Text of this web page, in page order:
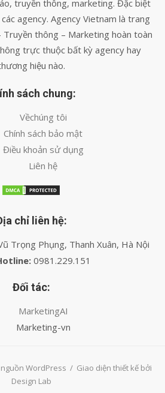
truyền thông, marketing. Đặc biệt
agency. Agency Vietnam là trang
thông – Marketing hoàn toàn
trực thuộc bất kỳ agency hay
hiệu nào.
sách chung:
Vềchúng tôi
Chính sách bảo mật
Điều khoản sử dụng
Liên hệ
chỉ liên hệ:
Trọng Phụng, Thanh Xuân, Hà Nội
0981.229.151
Đối tác:
MarketingAI
Marketing-vn
WordPress / Giao diện thiết kế bởi
Design Lab